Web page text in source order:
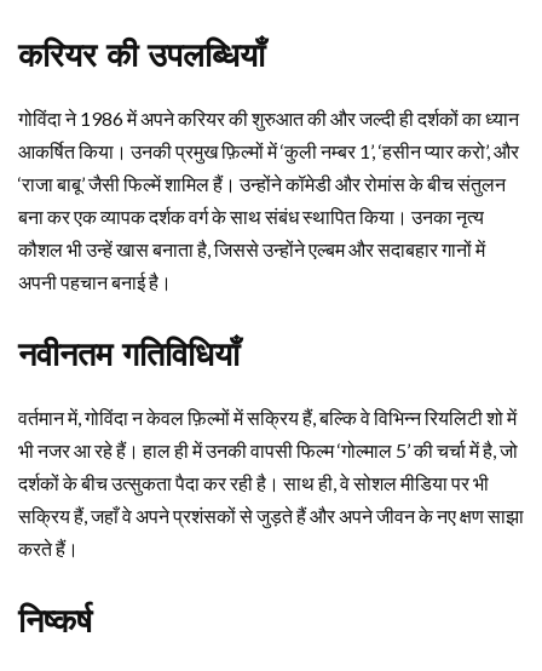
करियर की उपलब्धियाँ
गोविंदा ने 1986 में अपने करियर की शुरुआत की और जल्दी ही दर्शकों का ध्यान
आकर्षित किया। उनकी प्रमुख फ़िल्मों में ‘कुली नम्बर 1’, ‘हसीन प्यार करो’, और
‘राजा बाबू’ जैसी फिल्में शामिल हैं। उन्होंने कॉमेडी और रोमांस के बीच संतुलन
बना कर एक व्यापक दर्शक वर्ग के साथ संबंध स्थापित किया। उनका नृत्य
कौशल भी उन्हें खास बनाता है, जिससे उन्होंने एल्बम और सदाबहार गानों में
अपनी पहचान बनाई है।
नवीनतम गतिविधियाँ
वर्तमान में, गोविंदा न केवल फ़िल्मों में सक्रिय हैं, बल्कि वे विभिन्न रियलिटी शो में
भी नजर आ रहे हैं। हाल ही में उनकी वापसी फिल्म ‘गोल्माल 5’ की चर्चा में है, जो
दर्शकों के बीच उत्सुकता पैदा कर रही है। साथ ही, वे सोशल मीडिया पर भी
सक्रिय हैं, जहाँ वे अपने प्रशंसकों से जुड़ते हैं और अपने जीवन के नए क्षण साझा
करते हैं।
निष्कर्ष